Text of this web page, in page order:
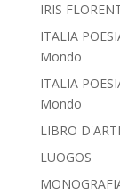
IRIS
ITALIA
Mondo
ITALIA
Mondo
LIBRO
LUOGOS